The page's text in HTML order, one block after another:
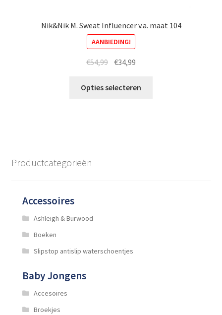
Nik&Nik M. Sweat Influencer v.a. maat 104
AANBIEDING!
€54,99 Oorspronkelijke
was:
€34,99
is:
Opties selecteren
Productcategorieën
Accessoires
Ashleigh & Burwood
Boeken
Slipstop antislip waterschoentjes
Baby Jongens
Accesoires
Broekjes